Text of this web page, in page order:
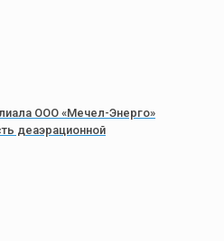
ООО «Мечел-Энерго»
деаэрационной